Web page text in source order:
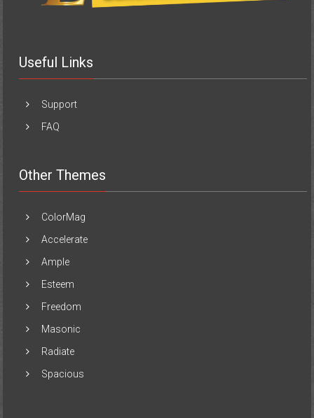
Useful Links
Support
FAQ
Other Themes
ColorMag
Accelerate
Ample
Esteem
Freedom
Masonic
Radiate
Spacious